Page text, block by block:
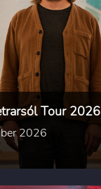
Tour 2026
2026